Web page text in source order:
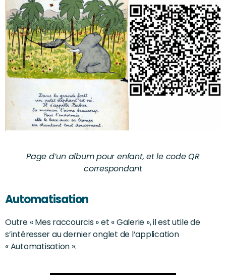
Page d’un album pour enfant, et le code QR
correspondant
Automatisation
Outre « Mes raccourcis » et « Galerie », il est utile de
s’intéresser au dernier onglet de l’application
« Automatisation ».